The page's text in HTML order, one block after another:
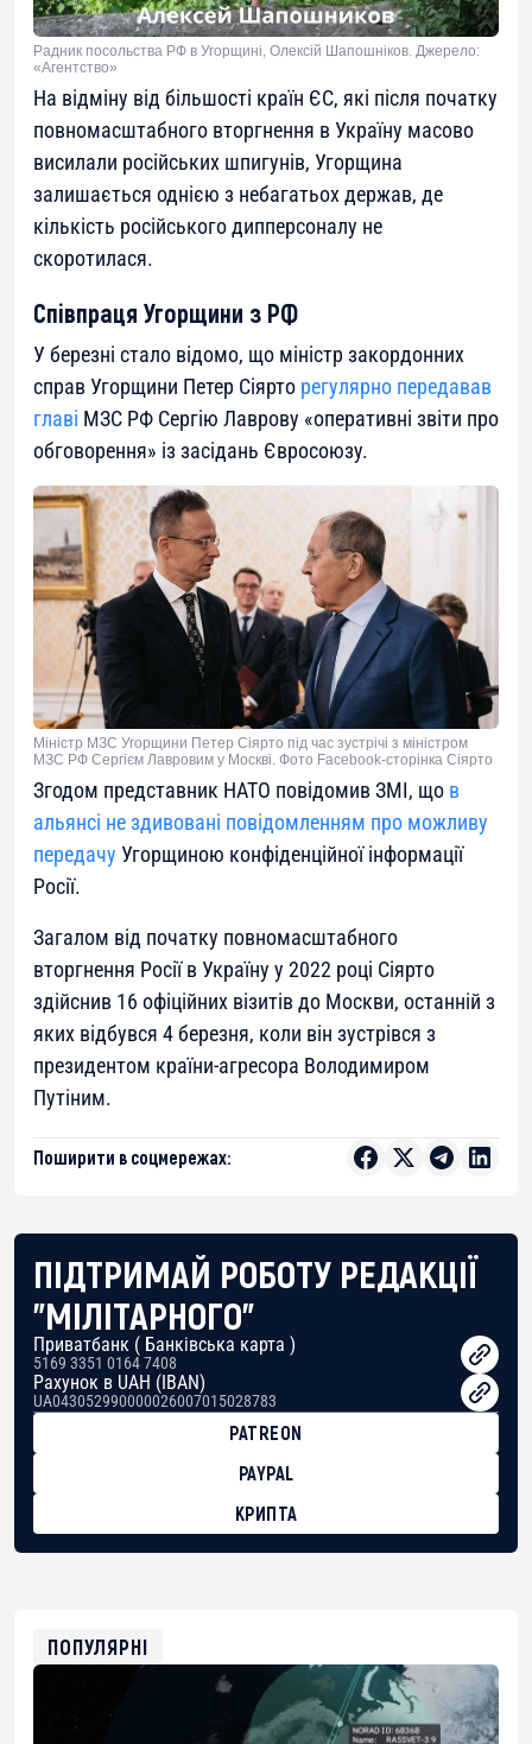
Радник посольства РФ в Угорщині, Олексій Шапошніков. Джерело:
«Агентство»
На відміну від більшості країн ЄС, які після початку
повномасштабного вторгнення в Україну масово
висилали російських шпигунів, Угорщина
залишається однією з небагатьох держав, де
кількість російського дипперсоналу не
скоротилася.
Співпраця Угорщини з РФ
У березні стало відомо, що міністр закордонних
справ Угорщини Петер Сіярто регулярно передавав
главі МЗС РФ Сергію Лаврову «оперативні звіти про
обговорення» із засідань Євросоюзу.
Міністр МЗС Угорщини Петер Сіярто під час зустрічі з міністром
МЗС РФ Сергієм Лавровим у Москві. Фото Facebook-сторінка Сіярто
Згодом представник НАТО повідомив ЗМІ, що в
альянсі не здивовані повідомленням про можливу
передачу Угорщиною конфіденційної інформації
Росії.
Загалом від початку повномасштабного
вторгнення Росії в Україну у 2022 році Сіярто
здійснив 16 офіційних візитів до Москви, останній з
яких відбувся 4 березня, коли він зустрівся з
президентом країни-агресора Володимиром
Путіним.
Поширити в соцмережах:
ПІДТРИМАЙ РОБОТУ РЕДАКЦІЇ
"МІЛІТАРНОГО"
Приватбанк ( Банківська карта )
5169 3351 0164 7408
Рахунок в UAH (IBAN)
UA043052990000026007015028783
PATREON
PAYPAL
КРИПТА
0xfD02863D3289416fcF50975c9DFda13623f97758
ПОПУЛЯРНІ